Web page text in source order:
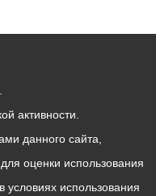
активности.
данного сайта,
оценки использования
условиях использования